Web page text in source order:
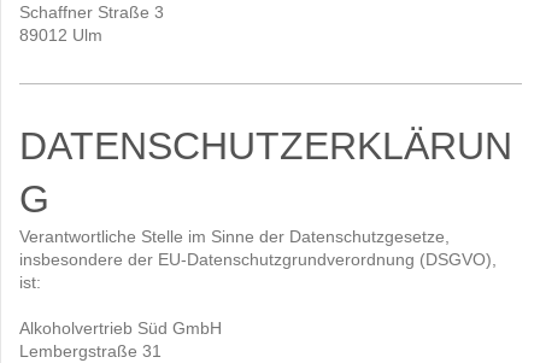
Schaffner Straße 3
89012 Ulm
DATENSCHUTZERKLÄRUN
G
Verantwortliche Stelle im Sinne der Datenschutzgesetze,
insbesondere der EU-Datenschutzgrundverordnung (DSGVO),
ist:
Alkoholvertrieb Süd GmbH
Lembergstraße 31